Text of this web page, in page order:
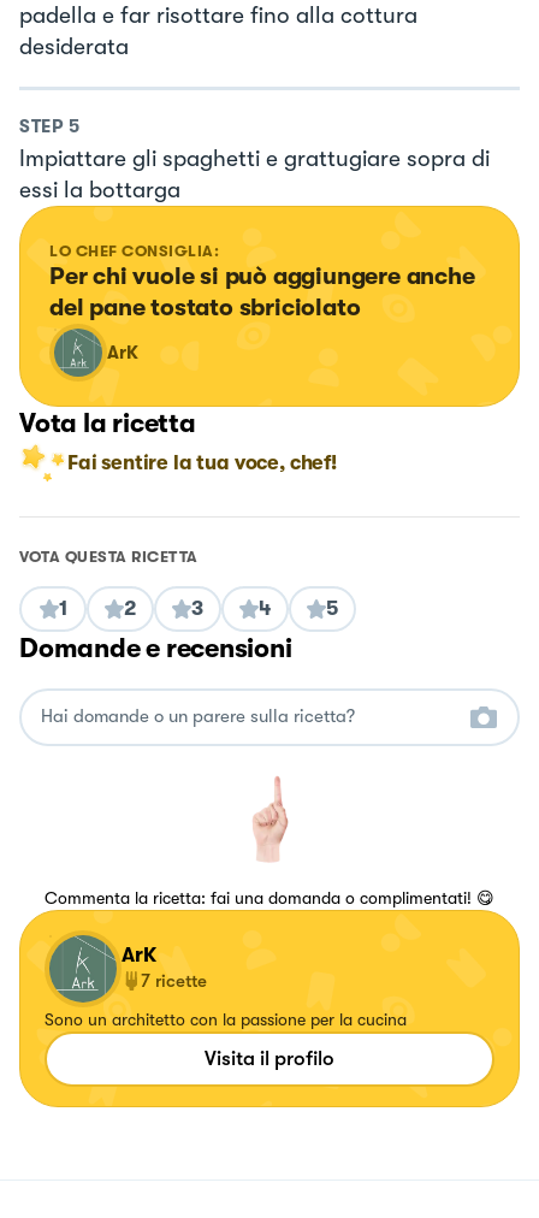
padella e far risottare fino alla cottura
desiderata
STEP 5
Impiattare gli spaghetti e grattugiare sopra di
essi la bottarga
LO CHEF CONSIGLIA:
Per chi vuole si può aggiungere anche
del pane tostato sbriciolato
ArK
Vota la ricetta
Fai sentire la tua voce, chef!
VOTA QUESTA RICETTA
1 2 3 4 5
Domande e recensioni
Commenta la ricetta: fai una domanda o complimentati! 😋
ArK
7 ricette
Sono un architetto con la passione per la cucina
Visita il profilo